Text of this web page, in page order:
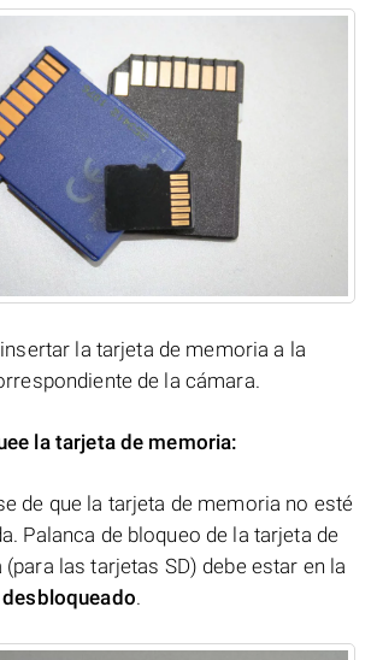
la tarjeta de memoria a la
de la cámara.
la tarjeta de memoria:
de que la tarjeta de memoria no esté
Palanca de bloqueo de la tarjeta de
las tarjetas SD) debe estar en la
desbloqueado.